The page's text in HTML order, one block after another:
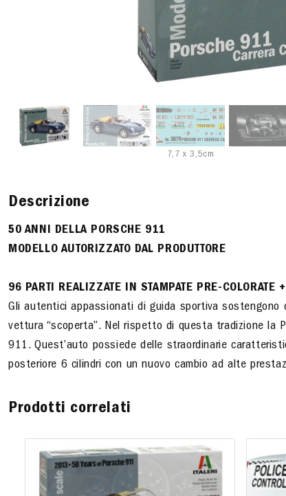
7,7 x 3,5cm
Descrizione
50 ANNI DELLA PORSCHE 911
MODELLO AUTORIZZATO DAL PRODUTTORE
96 PARTI REALIZZATE IN STAMPATE PRE-
Gli autentici appassionati di guida sportiva sostengono
vettura “scoperta”. Nel rispetto di questa tradizione la
911. Quest’auto possiede delle straordinarie
posteriore 6 cilindri con un nuovo cambio ad alte
Prodotti correlati